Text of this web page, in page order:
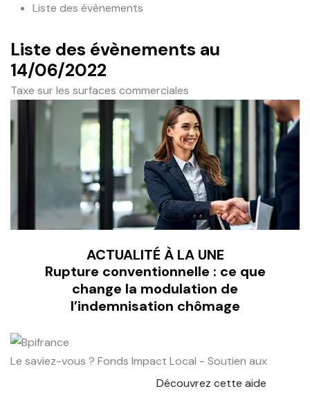
Liste des évènements
Liste des évènements au
14/06/2022
Taxe sur les surfaces commerciales
ACTUALITÉ À LA UNE
Rupture conventionnelle : ce que
change la modulation de
l’indemnisation chômage
Le saviez-vous ? Fonds Impact Local - Soutien aux
Découvrez cette aide